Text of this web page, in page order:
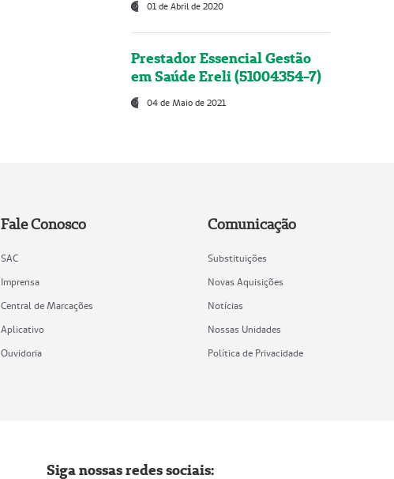
01 de Abril de 2020
Prestador Essencial Gestão
em Saúde Ereli (51004354-7)
04 de Maio de 2021
Fale Conosco
SAC
Imprensa
Central de Marcações
Aplicativo
Ouvidoria
Comunicação
Substituições
Novas Aquisições
Notícias
Nossas Unidades
Política de Privacidade
Siga nossas redes sociais: